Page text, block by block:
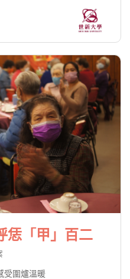
恁「甲」百二
受圍爐溫暖